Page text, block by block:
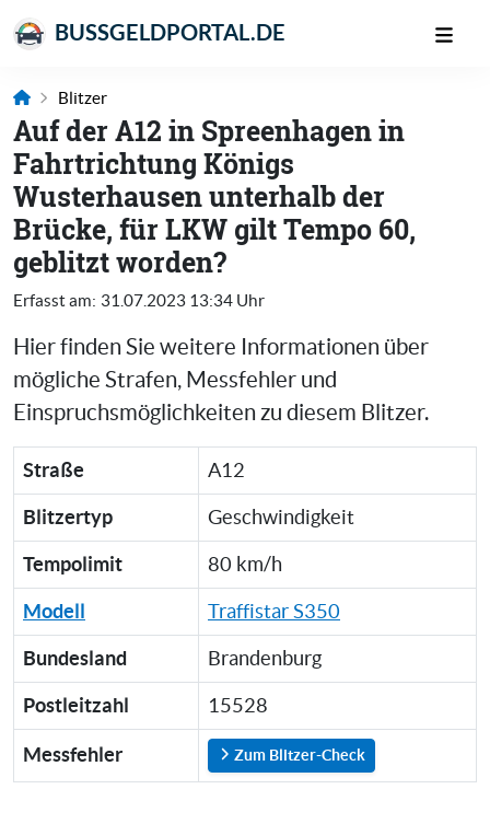
BUSSGELDPORTAL.DE
Blitzer
Auf der A12 in Spreenhagen in
Fahrtrichtung Königs
Wusterhausen unterhalb der
Brücke, für LKW gilt Tempo 60,
geblitzt worden?
Erfasst am: 31.07.2023 13:34 Uhr
Hier finden Sie weitere Informationen über
mögliche Strafen, Messfehler und
Einspruchsmöglichkeiten zu diesem Blitzer.
Straße A12
Blitzertyp Geschwindigkeit
Tempolimit 80 km/h
Modell Traffistar S350
Bundesland Brandenburg
Postleitzahl 15528
Messfehler Zum Blitzer-Check